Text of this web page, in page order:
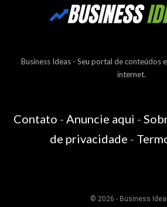
Business Ideas - Seu portal de conteúdos
internet.
Contato - Anuncie aqui -
de privacidade -
© 2026 - Business